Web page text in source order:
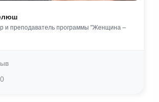
и преподаватель программы "Женщина –
0